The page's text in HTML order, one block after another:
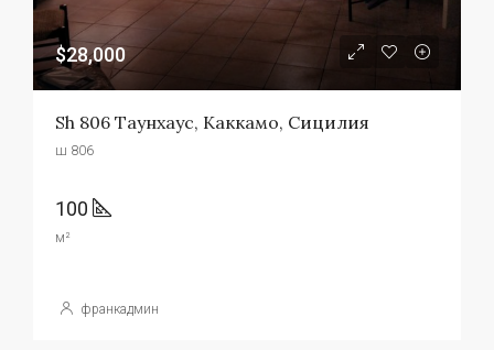
$28,000
Sh 806 Таунхаус, Каккамо, Сицилия
ш 806
100
м²
франкадмин